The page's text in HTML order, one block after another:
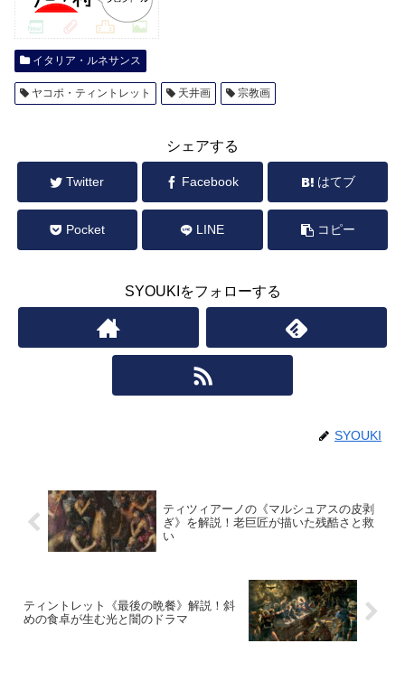
イタリア・ルネサンス
ヤコポ・ティントレット 天井画 宗教画
シェアする
Twitter Facebook はてブ
Pocket LINE コピー
SYOUKIをフォローする
SYOUKI
ティツィアーノの《マルシュアスの皮剥
ぎ》を解説！老巨匠が描いた残酷さと救
い
ティントレット《最後の晩餐》解説！斜
めの食卓が生む光と闇のドラマ